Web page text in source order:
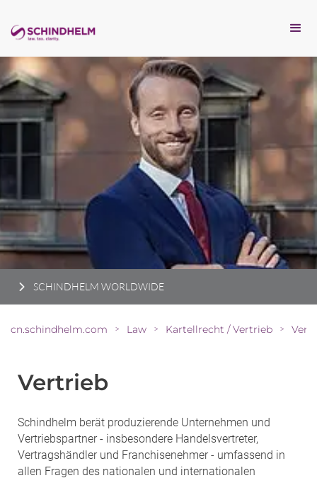
SCHINDHELM WORLDWIDE
cn.schindhelm.com > Law > Kartellrecht / Vertrieb >
Vertrieb
Schindhelm berät produzierende Unternehmen und
Vertriebspartner - insbesondere Handelsvertreter,
Vertragshändler und Franchisenehmer - umfassend in
allen Fragen des nationalen und internationalen